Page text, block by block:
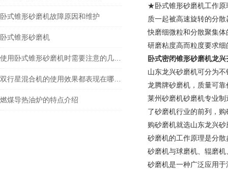
卧式锥形砂磨机故障原因和维护
卧式锥形砂磨机
燃煤导热油炉的特点介绍
★卧式锥形砂磨机工作原
质一起被高速旋转的分
快磨细微粒和分散聚集
研磨粘度高而粒度要求细
卧式密闭锥形砂磨机龙兴
山东龙兴砂磨机可分为
龙腾牌砂磨机，质量可
莱州砂磨机砂磨机专业
了砂磨机行业的前列，
购砂磨机就选山东龙兴
砂磨机的工作原理是分
砂磨机与球磨机、辊磨
砂磨机是一种广泛应用